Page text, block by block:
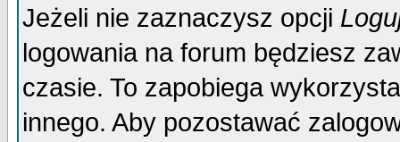
Jeżeli nie zaznaczysz opcji
logowania na forum będziesz
czasie. To zapobiega
innego. Aby pozostawać